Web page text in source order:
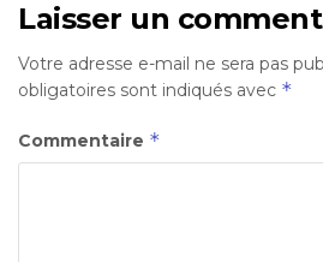
Laisser un
Votre adresse e-mail ne sera pas
obligatoires sont indiqués avec *
Commentaire *